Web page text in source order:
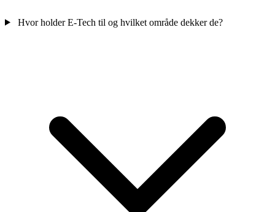
Hvor holder E-Tech til og hvilket område dekker de?